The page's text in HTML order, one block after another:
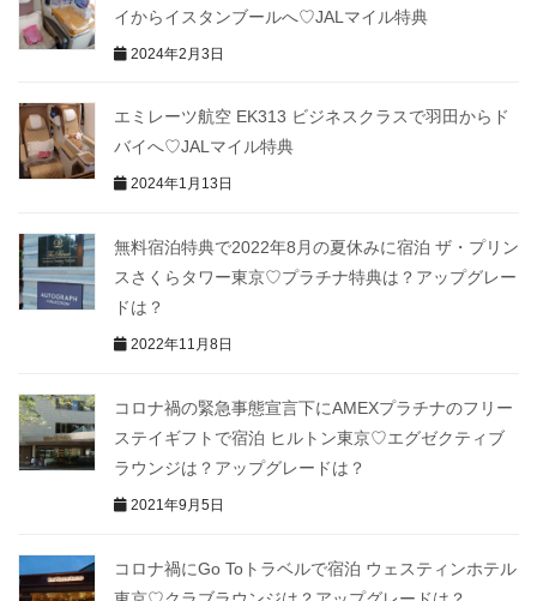
イからイスタンブールへ♡JALマイル特典
2024年2月3日
エミレーツ航空 EK313 ビジネスクラスで羽田からド
バイへ♡JALマイル特典
2024年1月13日
無料宿泊特典で2022年8月の夏休みに宿泊 ザ・プリン
スさくらタワー東京♡プラチナ特典は？アップグレー
ドは？
2022年11月8日
コロナ禍の緊急事態宣言下にAMEXプラチナのフリー
ステイギフトで宿泊 ヒルトン東京♡エグゼクティブ
ラウンジは？アップグレードは？
2021年9月5日
コロナ禍にGo Toトラベルで宿泊 ウェスティンホテル